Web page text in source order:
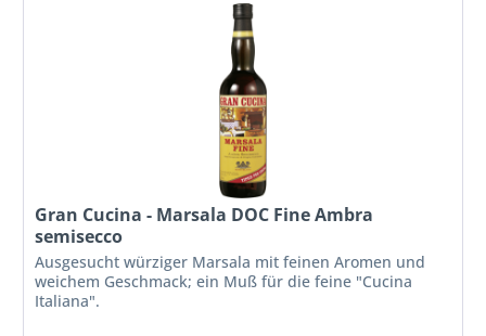
Gran Cucina - Marsala DOC Fine Ambra
semisecco
Ausgesucht würziger Marsala mit feinen Aromen und
weichem Geschmack; ein Muß für die feine "Cucina
Italiana".